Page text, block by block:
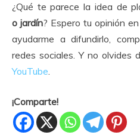
¿Qué te parece la idea de
o jardín? Espero tu opinión
ayudarme a difundirlo,
redes sociales. Y no olvides
YouTube
¡Comparte!